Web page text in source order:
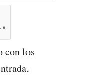
con los